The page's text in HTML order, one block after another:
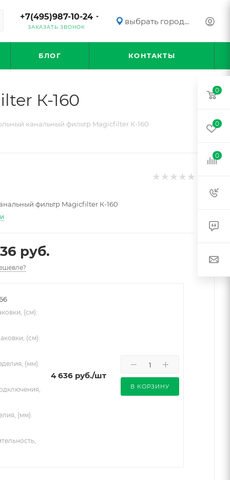
+7(495)987-10-24
ЗАКАЗАТЬ ЗВОНОК
выбрать город...
БЛОГ КОНТАКТЫ
К-160
канальный фильтр Magicfilter К-160
фильтр Magicfilter К-160
руб.
(см):
(см):
(мм):
(мм):
4 636руб./шт
В КОРЗИНУ
0
0
0